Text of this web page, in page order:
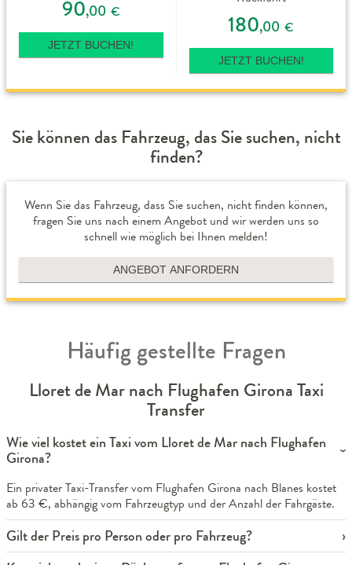
90,00 €
JETZT BUCHEN!
180,00 €
JETZT BUCHEN!
Sie können das Fahrzeug, das Sie suchen, nicht
finden?
Wenn Sie das Fahrzeug, dass Sie suchen, nicht finden können,
fragen Sie uns nach einem Angebot und wir werden uns so
schnell wie möglich bei Ihnen melden!
ANGEBOT ANFORDERN
Häufig gestellte Fragen
Lloret de Mar nach Flughafen Girona Taxi
Transfer
Wie viel kostet ein Taxi vom Lloret de Mar nach Flughafen
Girona?
Ein privater Taxi-Transfer vom Flughafen Girona nach Blanes kostet
ab 63 €, abhängig vom Fahrzeugtyp und der Anzahl der Fahrgäste.
Gilt der Preis pro Person oder pro Fahrzeug?